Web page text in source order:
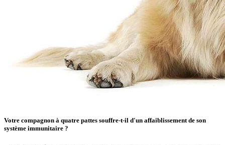
Votre compagnon à quatre pattes souffre-t-il d'un affaiblissement de son
système immunitaire ?